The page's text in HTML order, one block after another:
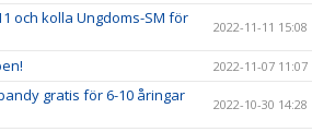
och kolla Ungdoms-SM för
2022-11-11 15:08
2022-11-07 11:07
gratis för 6-10 åringar
2022-10-30 14:28